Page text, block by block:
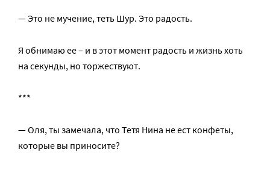
— Это не мучение, теть Шур. Это радость.
Я обнимаю ее – и в этот момент радость и жизнь хоть
на секунды, но торжествуют.
***
— Оля, ты замечала, что Тетя Нина не ест конфеты,
которые вы приносите?